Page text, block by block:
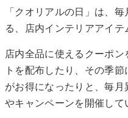
「クオリアルの日」は、
る、店内インテリアアイテ
店内全品に使えるクーポ
トを配布したり、その季
がお得になったりと、毎
やキャンペーンを開催して